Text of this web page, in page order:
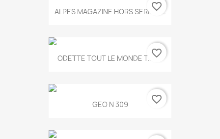
ALPES MAGAZINE HORS SERIE N...
favorite_border
ODETTE TOUT LE MONDE T.546
favorite_border
GEO N 309 favorite_border